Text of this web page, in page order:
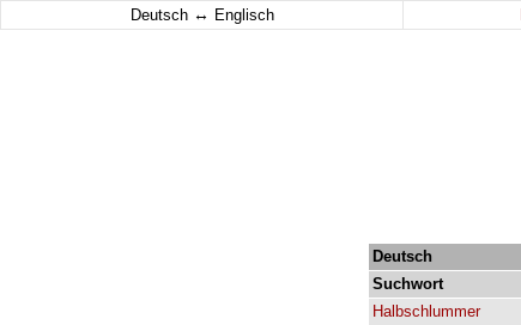
Deutsch ↔ Englisch
Deutsch
Suchwort
Halbschlummer